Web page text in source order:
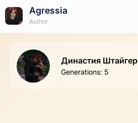
Agressia
Author
Династия Штайгер
Generations: 5